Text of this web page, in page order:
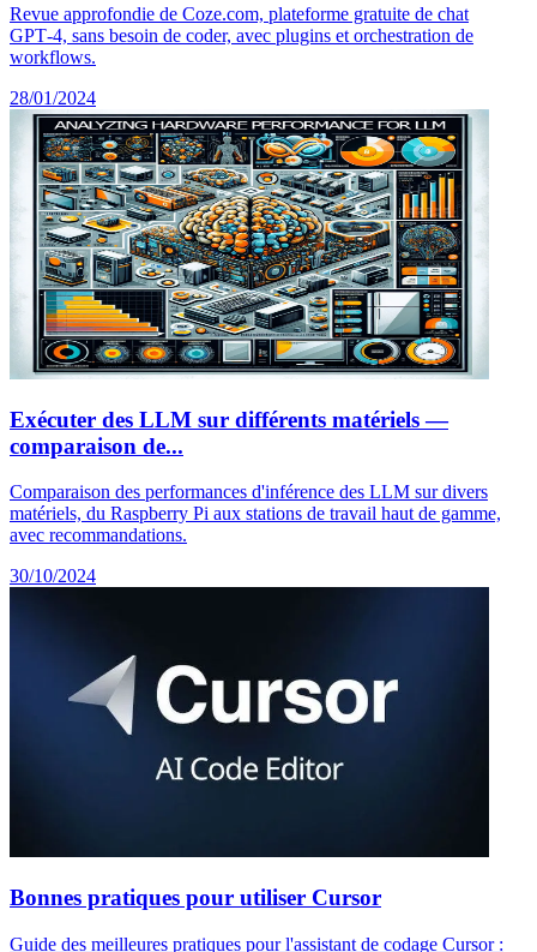
Revue approfondie de Coze.com, plateforme gratuite de chat
GPT‑4, sans besoin de coder, avec plugins et orchestration de
workflows.
28/01/2024
Exécuter des LLM sur différents matériels —
comparaison de...
Comparaison des performances d'inférence des LLM sur divers
matériels, du Raspberry Pi aux stations de travail haut de gamme,
avec recommandations.
30/10/2024
Bonnes pratiques pour utiliser Cursor
Guide des meilleures pratiques pour l'assistant de codage Cursor :